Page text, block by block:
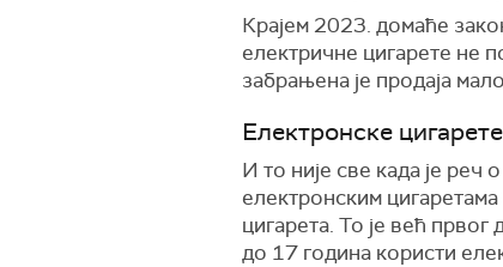
Крајем 2023. домаће
електричне цигарете не
забрањена је продаја
Електронске
И то није све када је
електронским
цигарета. То је већ
до 17 година користи